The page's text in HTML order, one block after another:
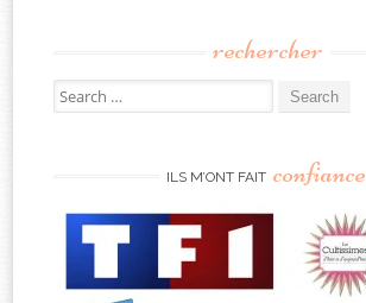
rechercher
Search
for:
ILS M’ONT FAIT confiance